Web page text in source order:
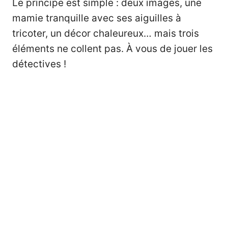
Le principe est simple : deux images, une
mamie tranquille avec ses aiguilles à
tricoter, un décor chaleureux… mais trois
éléments ne collent pas. À vous de jouer les
détectives !